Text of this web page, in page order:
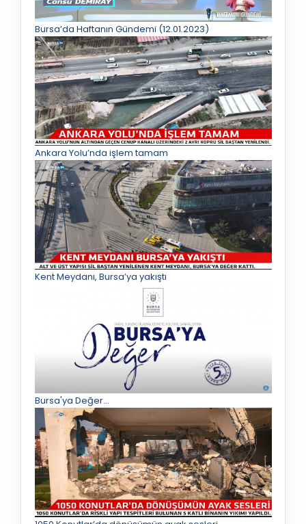
Bursa’da Haftanın Gündemi (12.01.2023)
Ankara Yolu’nda işlem tamam
Kent Meydanı, Bursa’ya yakıştı
Bursa'ya Değer...